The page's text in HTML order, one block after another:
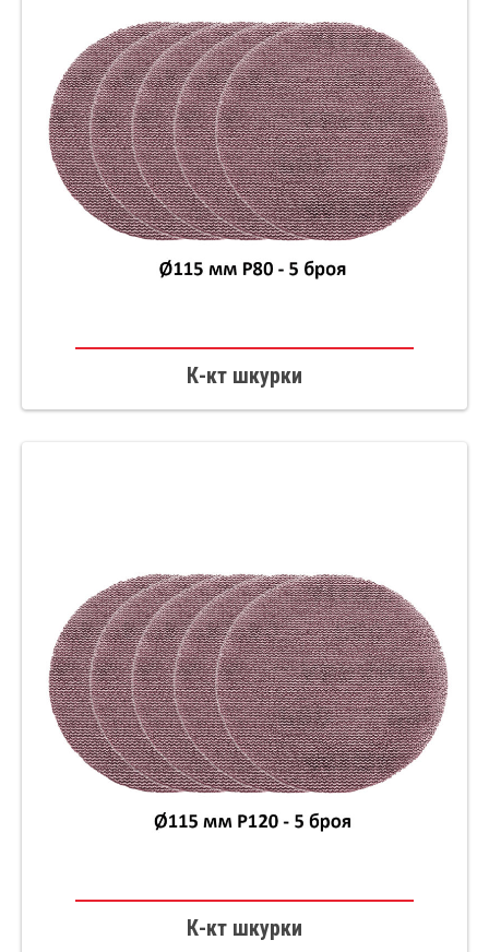
К-кт шкурки
К-кт шкурки